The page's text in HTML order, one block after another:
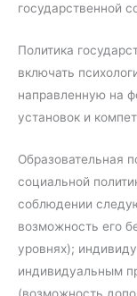
государственной
Политика
включать
направленную на
установок и
Образовательная
социальной
соблюдении
возможность его
уровнях);
индивидуальным